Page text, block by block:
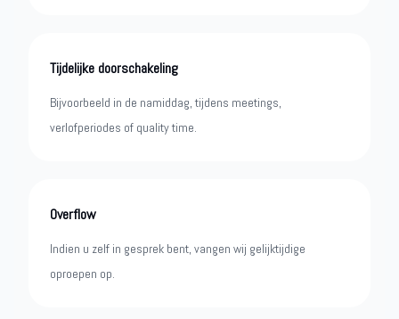
Tijdelijke doorschakeling
Bijvoorbeeld in de namiddag, tijdens meetings,
verlofperiodes of quality time.
Overflow
Indien u zelf in gesprek bent, vangen wij gelijktijdige
oproepen op.